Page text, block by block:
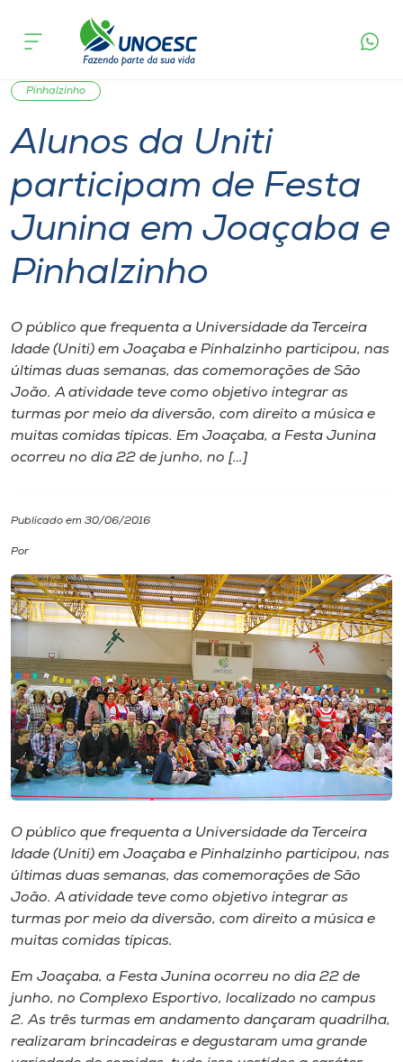
Cursos
Onde estamos
Pesquisa
Atendimento ao Estudante
Portal de Ensino
Unoesc
Internacionalização
I.nova
Cultura
CPA
Biblioteca
Editora
Rádio
Unoesc
Store
Selecione
o idioma
acontece
Pinhalzinho
Alunos da Uniti
participam de Festa
Junina em Joaçaba e
Pinhalzinho
O público que frequenta a Universidade da Terceira
Idade (Uniti) em Joaçaba e Pinhalzinho participou, nas
últimas duas semanas, das comemorações de São
João. A atividade teve como objetivo integrar as
turmas por meio da diversão, com direito a música e
muitas comidas típicas. Em Joaçaba, a Festa Junina
ocorreu no dia 22 de junho, no […]
Publicado em 30/06/2016
Por
O público que frequenta a Universidade da Terceira
Idade (Uniti) em Joaçaba e Pinhalzinho participou, nas
últimas duas semanas, das comemorações de São
João. A atividade teve como objetivo integrar as
turmas por meio da diversão, com direito a música e
muitas comidas típicas.
Em Joaçaba, a Festa Junina ocorreu no dia 22 de
junho, no Complexo Esportivo, localizado no campus
2. As três turmas em andamento dançaram quadrilha,
realizaram brincadeiras e degustaram uma grande